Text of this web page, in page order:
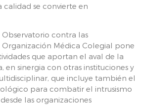
se convierte en
Observatorio contra las
Organización Médica Colegial pone
que aportan el aval de la
en sinergia con otras instituciones y
que incluye también el
para combatir el intrusismo
las organizaciones